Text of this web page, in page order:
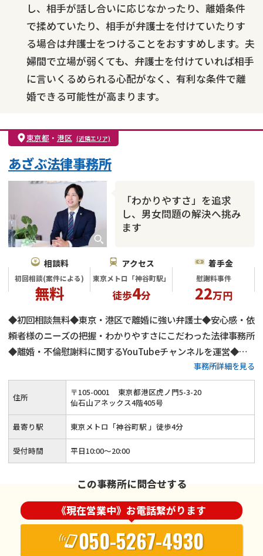
し、相手が話し合いに応じなかったり、離婚条件
で揉めていたり、相手が弁護士を付けていたりす
る場合は弁護士をつけることをおすすめします。夫
婦間で立場が弱くても、弁護士を付けていれば相手
に言いくるめられる心配がなく、有利な条件で離
婚できる可能性が高まります。
東京都 ・ 港区 (近隣エリア)
「わかりやすさ」を追求
し、男女問題の解決へ挑み
ます
あざぶ法律事務所
相談料
初回相談(案件による)
無料
アクセス
東京メトロ「神谷町駅」
徒歩4分
着手金
慰謝料事件
22万円
◆初回相談無料◆東京・港区で離婚に強い弁護士◆安心感・依
頼者様のニーズの把握・わかりやすさにこだわった法律事務所
◆離婚・不倫慰謝料に関するYouTubeチャンネルを運営◆不
事務所詳細を見る
住所 〒105-0001
東京都港区虎ノ門5-3-20
仙石山アネックス4階405号
最寄り駅 東京メトロ「神谷町駅 」徒歩4分
受付時間 平日10:00～20:00
この事務所に問合せする
《現在営業中》お電話繋がります
050-5267-4930